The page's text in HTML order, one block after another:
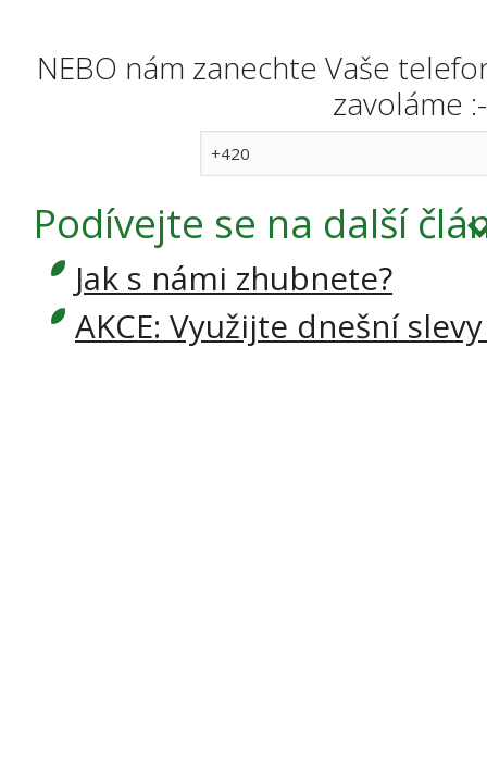
NEBO nám zanechte Vaše
zavoláme
Podívejte se na další
Jak s námi zhubnete?
AKCE: Využijte dnešní